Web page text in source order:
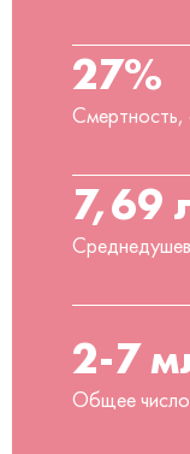
27%
Смертность,
7,69
2-7
Общее